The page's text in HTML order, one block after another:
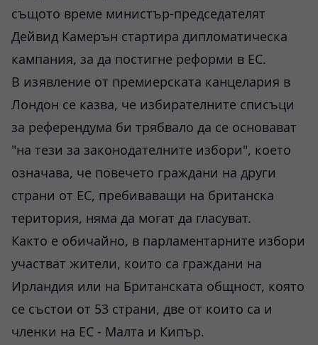
същото време министър-председателят
Дейвид Камерън стартира дипломатическа
кампания, за да постигне реформи в ЕС.
В изявление от премиерската канцелария в
Лондон се казва, че избирателните списъци
за референдума би трябвало да се основават
"на тези за законодателните избори", което
означава, че повечето граждани на други
страни от ЕС, пребиваващи на британска
територия, няма да могат да гласуват.
Както е обичайно, в парламентарните избори
участват жители, които са граждани на
Ирландия или на Британската общност, която
се състои от 53 страни, две от които са и
членки на ЕС - Малта и Кипър.